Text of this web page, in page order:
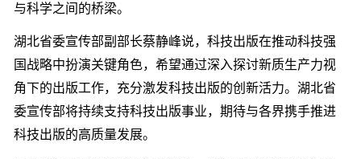
与科学之间的桥梁。
湖北省委宣传部副部长蔡静峰说，科技出版在推动科技强
国战略中扮演关键角色，希望通过深入探讨新质生产力视
角下的出版工作，充分激发科技出版的创新活力。湖北省
委宣传部将持续支持科技出版事业，期待与各界携手推进
科技出版的高质量发展。